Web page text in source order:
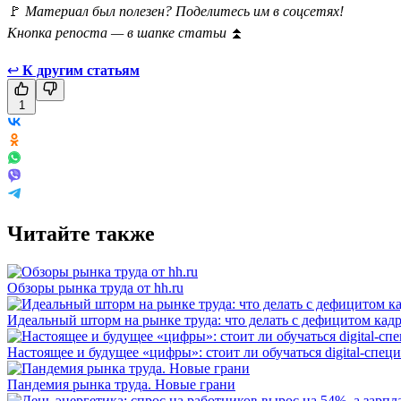
🚩 Материал был полезен? Поделитесь им в соцсетях!
Кнопка репоста — в шапке статьи ⏫
↩ К другим статьям
1
Читайте также
Обзоры рынка труда от hh.ru
Идеальный шторм на рынке труда: что делать с дефицитом
Настоящее и будущее «цифры»: стоит ли обучаться digital-
Пандемия рынка труда. Новые грани